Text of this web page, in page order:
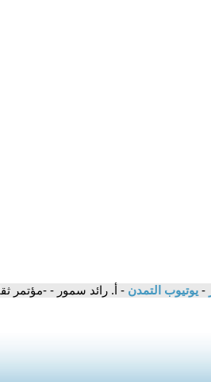
- يوتيوب التمدن - أ. رائد سمور - -مؤتمر